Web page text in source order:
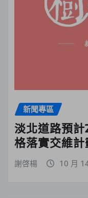
新聞專區
淡北道路預
格落實交維計
謝啓楊 10 月